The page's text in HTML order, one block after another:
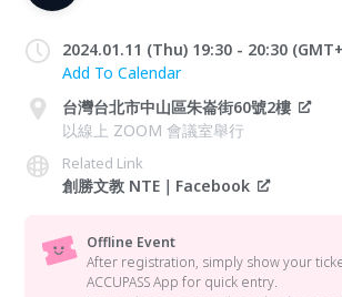
2024.01.11 (Thu) 19:30 - 20:30
Add To Calendar
台灣台北市中山區朱崙街60號2樓
以線上 ZOOM 會議室舉行
Related Link
創勝文教 NTE｜Facebook
Offline Event
After registration, simply show your
ACCUPASS App for quick entry.